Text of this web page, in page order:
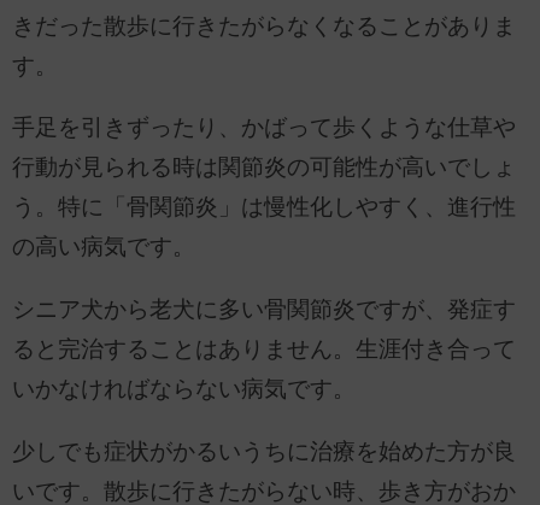
きだった散歩に行きたがらなくなることがありま
す。
手足を引きずったり、かばって歩くような仕草や
行動が見られる時は関節炎の可能性が高いでしょ
う。特に「骨関節炎」は慢性化しやすく、進行性
の高い病気です。
シニア犬から老犬に多い骨関節炎ですが、発症す
ると完治することはありません。生涯付き合って
いかなければならない病気です。
少しでも症状がかるいうちに治療を始めた方が良
いです。散歩に行きたがらない時、歩き方がおか